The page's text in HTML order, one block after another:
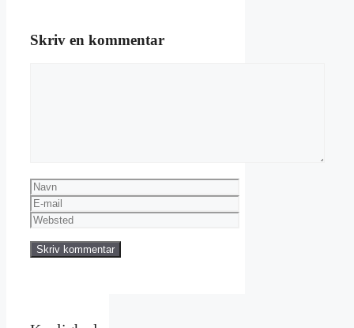
Skriv en kommentar
Navn
E-
mail
Websted